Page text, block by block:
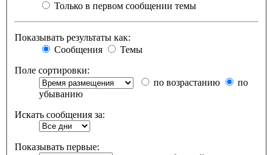
Только в первом сообщении темы
Показывать результаты как:
Сообщения
Темы
Поле сортировки:
по возрастанию
по
убыванию
Искать сообщения за:
Показывать первые: